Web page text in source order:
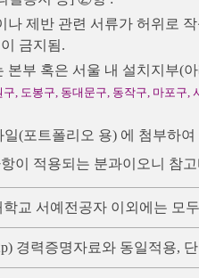
나 제반 관련 서류가 허위로
금지됨.
본부 혹은 서울 내 설치지부(
, 도봉구, 동대문구, 동작구, 마포구
(포트폴리오 용) 에 첨부하
이 적용되는 분과이오니 참
학교 서예전공자 이외에는 모
경력증명자료와 동일적용,